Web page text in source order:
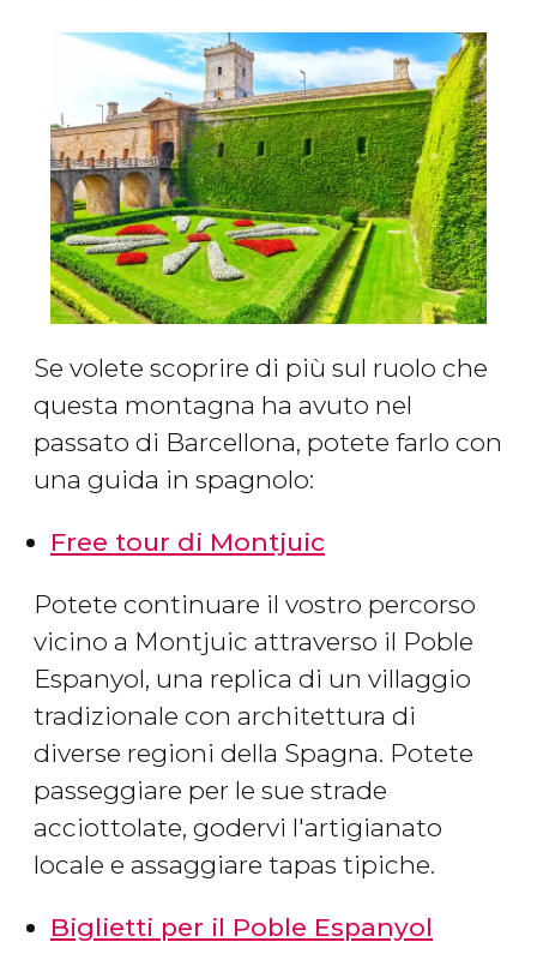
Se volete scoprire di più sul ruolo che
questa montagna ha avuto nel
passato di Barcellona, potete farlo con
una guida in spagnolo:
Free tour di Montjuic
Potete continuare il vostro percorso
vicino a Montjuic attraverso il Poble
Espanyol, una replica di un villaggio
tradizionale con architettura di
diverse regioni della Spagna. Potete
passeggiare per le sue strade
acciottolate, godervi l'artigianato
locale e assaggiare tapas tipiche.
Biglietti per il Poble Espanyol